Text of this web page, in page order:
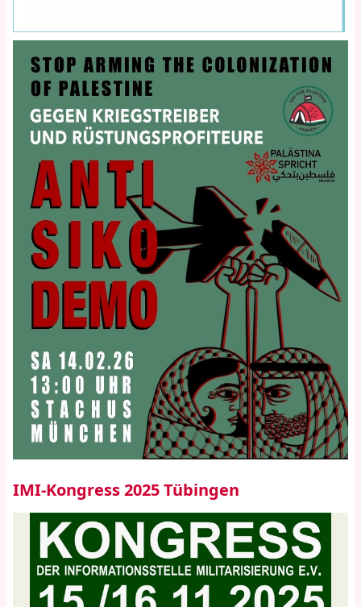
IMI-Kongress 2025 Tübingen